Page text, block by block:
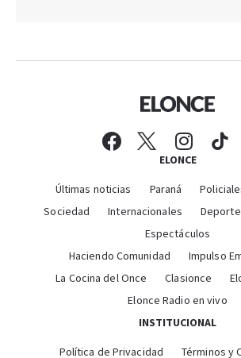
ELONCE
Últimas noticias Paraná
Sociedad
Internacionales
Espectáculos
Haciendo Comunidad
Impulso
La Cocina del Once
Clasionce
Elonce Radio en vivo
INSTITUCIONAL
Política de Privacidad Términos y